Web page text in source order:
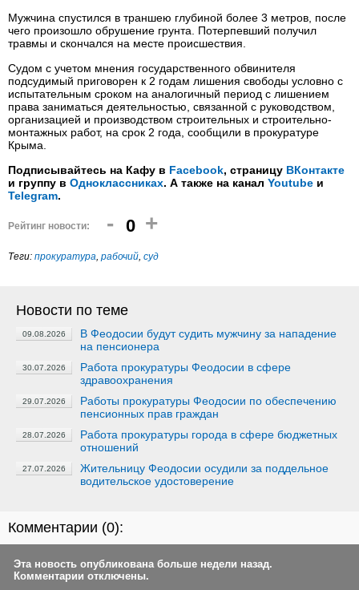
Мужчина спустился в траншею глубиной более 3 метров, после
чего произошло обрушение грунта. Потерпевший получил
травмы и скончался на месте происшествия.
Судом с учетом мнения государственного обвинителя
подсудимый приговорен к 2 годам лишения свободы условно с
испытательным сроком на аналогичный период с лишением
права заниматься деятельностью, связанной с руководством,
организацией и производством строительных и строительно-
монтажных работ, на срок 2 года, сообщили в прокуратуре
Крыма.
Подписывайтесь на Кафу в Facebook, страницу ВКонтакте
и группу в Одноклассниках. А также на канал Youtube и
Telegram.
Рейтинг новости: - 0 +
Теги: прокуратура, рабочий, суд
Новости по теме
09.08.2026
В Феодосии будут судить мужчину за нападение
на пенсионера
30.07.2026
Работа прокуратуры Феодосии в сфере
здравоохранения
29.07.2026
Работы прокуратуры Феодосии по обеспечению
пенсионных прав граждан
28.07.2026
Работа прокуратуры города в сфере бюджетных
отношений
27.07.2026
Жительницу Феодосии осудили за поддельное
водительское удостоверение
Комментарии (0):
Эта новость опубликована больше недели назад.
Комментарии отключены.